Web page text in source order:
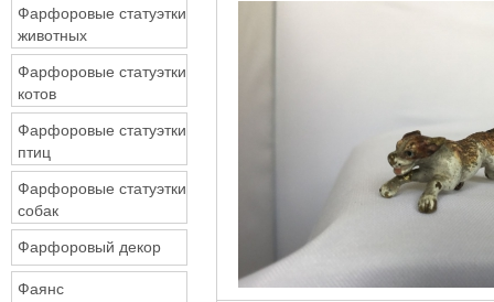
Фарфоровые статуэтки
животных
Фарфоровые статуэтки
котов
Фарфоровые статуэтки
птиц
Фарфоровые статуэтки
собак
Фарфоровый декор
Фаянс